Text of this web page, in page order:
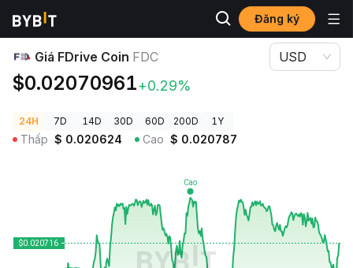
Đăng ký
Giá Tiền Điện Tử
Giá FDrive Coin FDC
$0.02070961+0.29%
USD
24H 7D 14D 30D 60D 200D 1Y
Thấp $ 0.020624 Cao $ 0.020787